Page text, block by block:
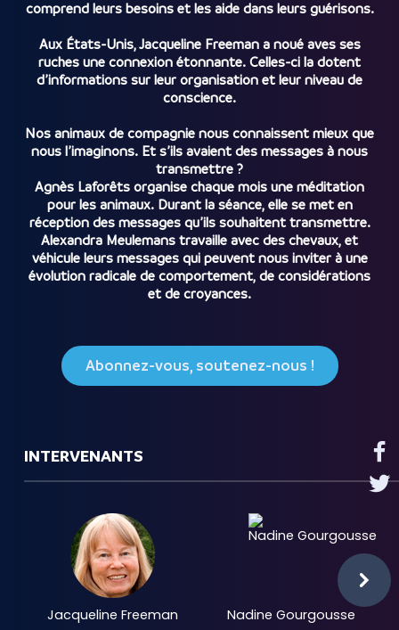
comprend leurs besoins et les aide dans leurs guérisons.
Aux États-Unis, Jacqueline Freeman a noué aves ses
ruches une connexion étonnante. Celles-ci la dotent
d’informations sur leur organisation et leur niveau de
conscience.
Nos animaux de compagnie nous connaissent mieux que
nous l’imaginons. Et s’ils avaient des messages à nous
transmettre ?
Agnès Laforêts organise chaque mois une méditation
pour les animaux. Durant la séance, elle se met en
réception des messages qu’ils souhaitent transmettre.
Alexandra Meulemans travaille avec des chevaux, et
véhicule leurs messages qui peuvent nous inviter à une
évolution radicale de comportement, de considérations
et de croyances.
Abonnez-vous, soutenez-nous !
INTERVENANTS
Jacqueline Freeman
Nadine Gourgousse